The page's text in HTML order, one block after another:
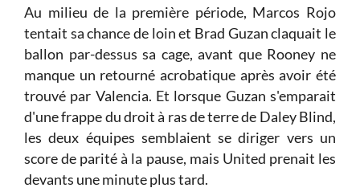
Au milieu de la première période, Marcos Rojo
tentait sa chance de loin et Brad Guzan claquait le
ballon par-dessus sa cage, avant que Rooney ne
manque un retourné acrobatique après avoir été
trouvé par Valencia. Et lorsque Guzan s'emparait
d'une frappe du droit à ras de terre de Daley Blind,
les deux équipes semblaient se diriger vers un
score de parité à la pause, mais United prenait les
devants une minute plus tard.